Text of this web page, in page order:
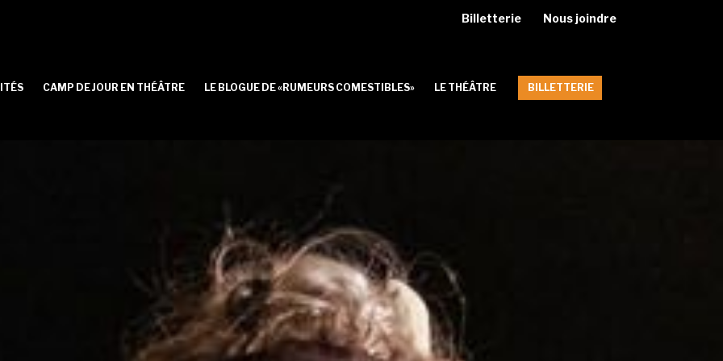
Billetterie Nous joindre
CAMP DE JOUR EN THÉÂTRE LE BLOGUE DE «RUMEURS COMESTIBLES» LE THÉÂTRE BILLETTERIE